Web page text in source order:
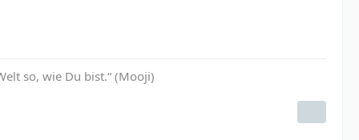
so, wie Du bist.“ (Mooji)